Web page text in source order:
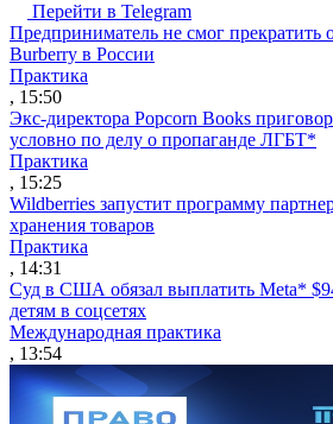
Перейти в Telegram
Предприниматель не смог прекратить
Burberry в России
Практика
, 15:50
Экс-директора Popcorn Books
условно по делу о пропаганде ЛГБТ*
Практика
, 15:25
Wildberries запустит программу
хранения товаров
Практика
, 14:31
Суд в США обязал выплатить Meta*
детям в соцсетях
Международная практика
, 13:54